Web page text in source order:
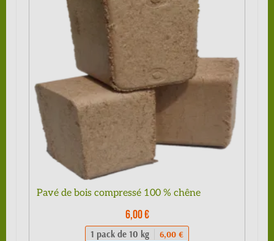
Pavé de bois compressé 100 % chêne
6,00 €
1 pack de 10 kg 6,00 €